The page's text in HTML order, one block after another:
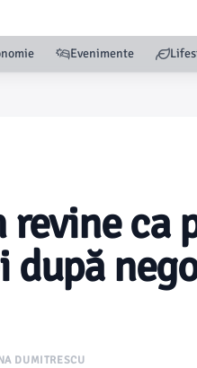
Evenimente
revine
după
DUMITRESCU